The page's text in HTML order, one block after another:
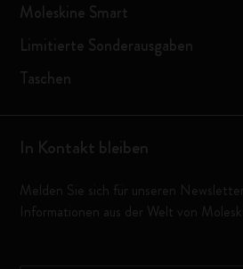
Moleskine Smart
Limitierte Sonderausgaben
Taschen
In Kontakt bleiben
Melden Sie sich für unseren
Informationen aus der Welt von